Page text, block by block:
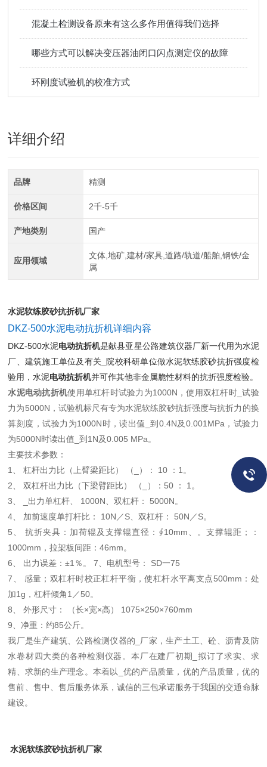
混凝土检测设备原来有这么多作用值得我们选择
哪些方式可以解决变压器油闭口闪点测定仪的故障
环刚度试验机的校准方式
详细介绍
品牌 精测
价格区间 2千-5千
产地类别 国产
应用领域
文体,地矿,建材/家具,道路/轨道/船舶,钢铁/金
属
水泥软练胶砂抗折机厂家
DKZ-500水泥电动抗折机详细内容
DKZ-500水泥电动抗折机是献县亚星公路建筑仪器厂新一代用为水泥
厂、建筑施工单位及有关_院校科研单位做水泥软练胶砂抗折强度检
验用，水泥电动抗折机并可作其他非金属脆性材料的抗折强度检验。
水泥电动抗折机使用单杠杆时试验力为1000N，使用双杠杆时_试验
力为5000N，试验机标尺有专为水泥软练胶砂抗折强度与抗折力的换
算刻度，试验力为1000N时，读出值_到0.4N及0.001MPa，试验力
为5000N时读出值_到1N及0.005 MPa。
主要技术参数：
1、 杠杆出力比（上臂梁距比） （_）： 10 ：1。
2、 双杠杆出力比（下梁臂距比） （_）：50 ： 1。
3、 _出力单杠杆、 1000N、双杠杆： 5000N。
4、 加前速度单打杆比： 10N／S、双杠杆： 50N／S。
5、 抗折夹具：加荷辊及支撑辊直径：∮10mm、。支撑辊距；：
1000mm，拉架板间距：46mm。
6、 出力误差：±1％。 7、电机型号： SD一75
7、 感量；双杠杆时校正杠杆平衡，使杠杆水平离支点500mm：处
加1g，杠杆倾角1／50。
8、 外形尺寸： （长×宽×高） 1075×250×760mm
9、净重：约85公斤。
我厂是生产建筑、公路检测仪器的_厂家，生产土工、砼、沥青及防
水卷材四大类的各种检测仪器。本厂在建厂初期_拟订了求实、求
精、求新的生产理念。本着以_优的产品质量，优的产品质量，优的
售前、售中、售后服务体系，诚信的三包承诺服务于我国的交通命脉
建设。
水泥软练胶砂抗折机厂家